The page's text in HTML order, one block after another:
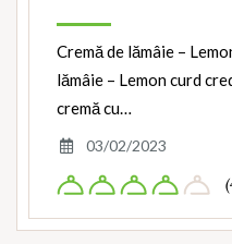
Cremă de lămâie –
lămâie – Lemon curd
cremă cu…
03/02/2023